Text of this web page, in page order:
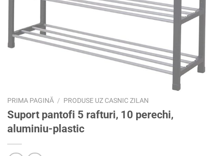
PRIMA PAGINĂ / PRODUSE UZ CASNIC ZILAN
Suport pantofi 5 rafturi, 10 perechi,
aluminiu-plastic